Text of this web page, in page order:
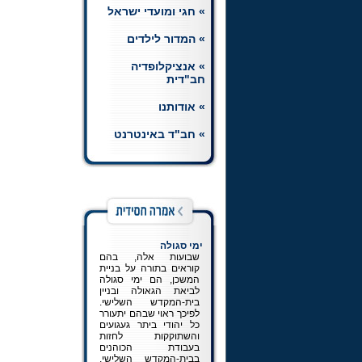
הצטרפו ללומדי השיעורים
ברמב"ם.לכניסה למדור
» חגי ומועדי ישראל
» המדור לילדים
» אנציקלופדיה
חב"דית
» אודותנו
» חב"ד באינטרנט
ימי סגולה
שבועות אלה, בהם
קוראים בתורה על בניית
המשכן, הם ימי סגולה
לביאת הגאולה ובניין
בית-המקדש השלישי.
לפיכך ראוי שבהם יתעורר
כל יהודי ביתר געגועים
והשתוקקות לחזות
בעבודת הכוהנים
בבית-המקדש השלישי,